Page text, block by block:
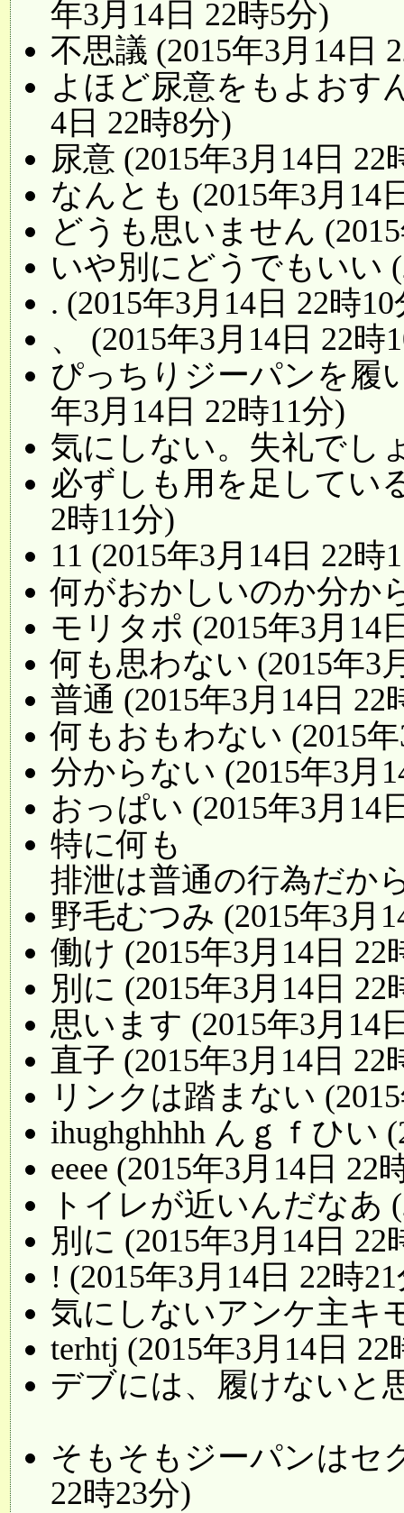
年3月14日 22時5分)
不思議 (2015年3月14日
よほど尿意をもよおす
4日 22時8分)
尿意 (2015年3月14日 22
なんとも (2015年3月14
どうも思いません
いや別にどうでもいい
. (2015年3月14日 22時
、 (2015年3月14日 22時
ぴっちりジーパンを履
年3月14日 22時11分)
気にしない。失礼でし
必ずしも用を足してい
2時11分)
11 (2015年3月14日 22時
何がおかしいのか分か
モリタポ (2015年3月14
何も思わない (2015年3
普通 (2015年3月14日 22
何もおもわない (2015
分からない (2015年3月
おっぱい (2015年3月14
特に何も
排泄は普通の行為だか
野毛むつみ (2015年3月
働け (2015年3月14日 22
別に (2015年3月14日 22
思います (2015年3月14
直子 (2015年3月14日 22
リンクは踏まない
ihughghhhh んｇｆひい
eeee (2015年3月14日 22
トイレが近いんだなあ
別に (2015年3月14日 22
! (2015年3月14日 22時
気にしないアンケ主キ
terhtj (2015年3月14日 22
デブには、履けないと
そもそもジーパンはセ
22時23分)